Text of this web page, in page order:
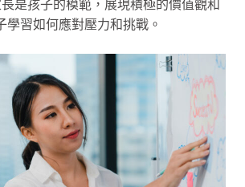
是孩子的模範，展現積極的價值觀和
學習如何應對壓力和挑戰。